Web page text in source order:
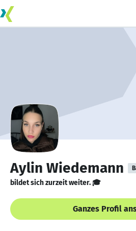
Aylin Wiedemann
bildet sich zurzeit weiter. 🎓
Ganzes Profil